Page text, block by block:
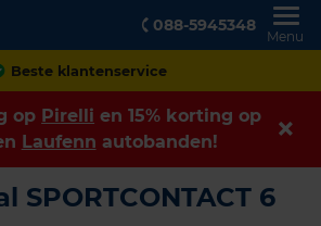
088-5945348
Menu
Beste klantenservice
op Pirelli en 15% korting op
Laufenn autobanden!
SPORTCONTACT 6